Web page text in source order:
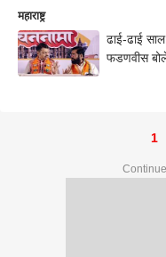
महाराष्ट्र
ढाई-ढाई
फडणवीस
1